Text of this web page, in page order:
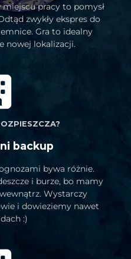
pracy to pomysł
zwykły ekspres do
Gra to idealny
nowej lokalizacji.
backup
bywa różnie.
i burze, bo mamy
Wystarczy
i dowieziemy nawet
:)